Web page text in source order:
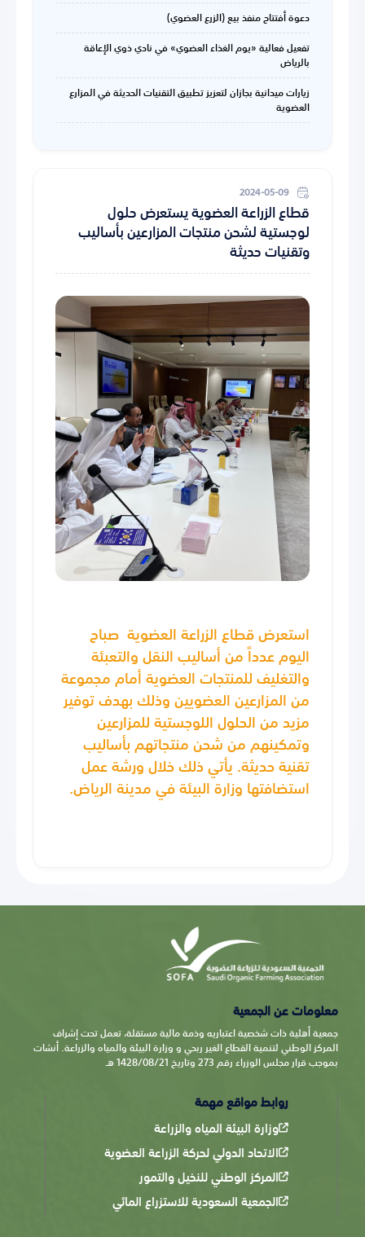
دعوة أفتتاح منفذ بيع (الزرع العضوي)
تفعيل فعالية «يوم الغذاء العضوي» في نادي ذوي الإعاقة
بالرياض
زيارات ميدانية بجازان لتعزيز تطبيق التقنيات الحديثة في المزارع
العضوية
2024-05-09
قطاع الزراعة العضوية يستعرض حلول
لوجستية لشحن منتجات المزارعين بأساليب
وتقنيات حديثة
استعرض قطاع الزراعة العضوية صباح
اليوم عدداً من أساليب النقل والتعبئة
والتغليف للمنتجات العضوية أمام مجموعة
من المزارعين العضويين وذلك بهدف توفير
مزيد من الحلول اللوجستية للمزارعين
وتمكينهم من شحن منتجاتهم بأساليب
تقنية حديثة. يأتي ذلك خلال ورشة عمل
استضافتها وزارة البيئة في مدينة الرياض.
معلومات عن الجمعية
جمعية أهلية ذات شخصية اعتباريه وذمة مالية مستقلة، تعمل تحت إشراف
المركز الوطني لتنمية القطاع الغير ربحي و وزارة البيئة والمياه والزراعة. أنشات
بموجب قرار مجلس الوزراء رقم 273 وتاريخ 1428/08/21 هـ
روابط مواقع مهمة
وزارة البيئة المياه والزراعة
الاتحاد الدولي لحركة الزراعة العضوية
المركز الوطني للنخيل والتمور
الجمعية السعودية للاستزراع المائي